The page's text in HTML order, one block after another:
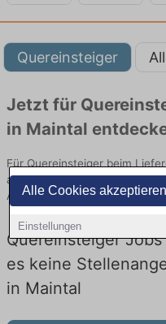
Alle Cookies akzeptieren
Einstellungen
Quereinsteiger
Jetzt für
in Maintal
Für Quereinsteiger beim
aktuellsten Angebote.
Arbeitgebern und bewerben
Quereinsteiger
es keine
in Maintal